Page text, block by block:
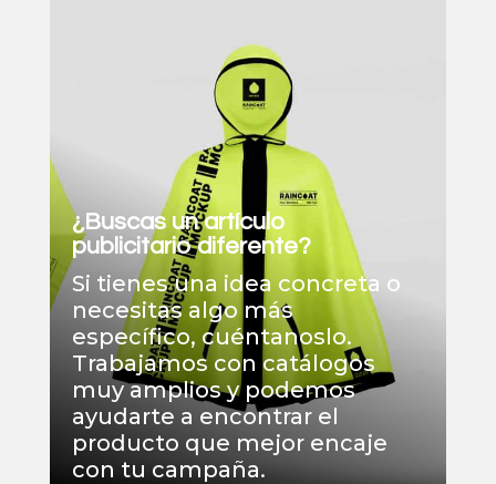
¿Buscas un artículo
publicitario diferente?
Si tienes una idea concreta o
necesitas algo más
específico, cuéntanoslo.
Trabajamos con catálogos
muy amplios y podemos
ayudarte a encontrar el
producto que mejor encaje
con tu campaña.